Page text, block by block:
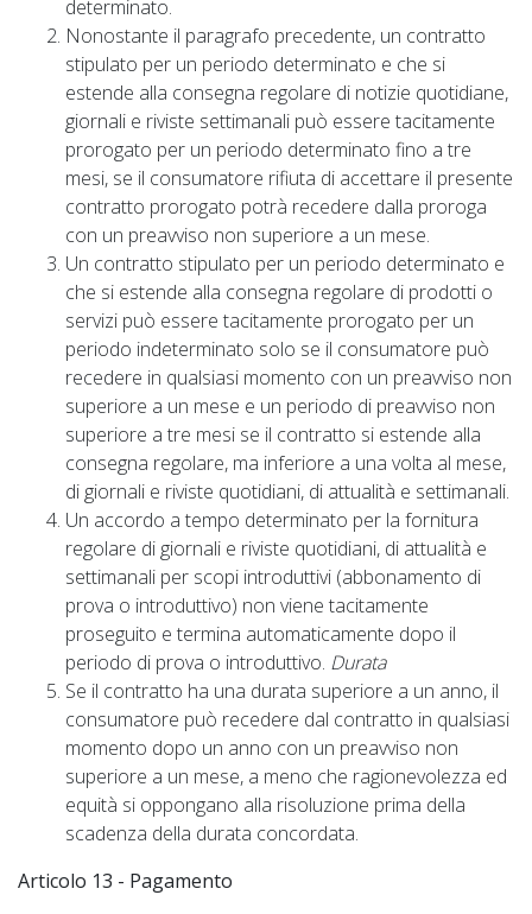
determinato.
Nonostante il paragrafo precedente, un contratto
stipulato per un periodo determinato e che si
estende alla consegna regolare di notizie quotidiane,
giornali e riviste settimanali può essere tacitamente
prorogato per un periodo determinato fino a tre
mesi, se il consumatore rifiuta di accettare il presente
contratto prorogato potrà recedere dalla proroga
con un preavviso non superiore a un mese.
Un contratto stipulato per un periodo determinato e
che si estende alla consegna regolare di prodotti o
servizi può essere tacitamente prorogato per un
periodo indeterminato solo se il consumatore può
recedere in qualsiasi momento con un preavviso non
superiore a un mese e un periodo di preavviso non
superiore a tre mesi se il contratto si estende alla
consegna regolare, ma inferiore a una volta al mese,
di giornali e riviste quotidiani, di attualità e settimanali.
Un accordo a tempo determinato per la fornitura
regolare di giornali e riviste quotidiani, di attualità e
settimanali per scopi introduttivi (abbonamento di
prova o introduttivo) non viene tacitamente
proseguito e termina automaticamente dopo il
periodo di prova o introduttivo. Durata
Se il contratto ha una durata superiore a un anno, il
consumatore può recedere dal contratto in qualsiasi
momento dopo un anno con un preavviso non
superiore a un mese, a meno che ragionevolezza ed
equità si oppongano alla risoluzione prima della
scadenza della durata concordata.
Articolo 13 - Pagamento